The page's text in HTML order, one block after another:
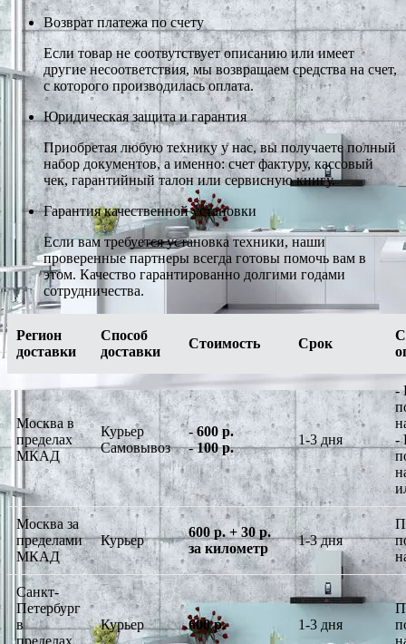
Возврат платежа по счету
Если товар не соотвутствует описанию или имеет
другие несоответствия, мы возвращаем средства на счет,
с которого производилась оплата.
Юридическая защита и гарантия
Приобретая любую технику у нас, вы получаете полный
набор документов, а именно: счет фактуру, кассовый
чек, гарантийный талон или сервисную книгу.
Гарантия качественной установки
Если вам требуется установка техники, наши
проверенные партнеры всегда готовы помочь вам в
этом. Качество гарантированно долгими годами
сотрудничества.
Регион
доставки
Способ
доставки
Стоимость Срок
Москва в
пределах
МКАД
Курьер
Самовывоз
-600 р.
-100 р.
1-3 дня
-
-
Москва за
пределами
МКАД
Курьер
600 р. + 30 р.
за километр
1-3 дня
Санкт-
Петербург
в
пределах
Курьер 600 р. 1-3 дня